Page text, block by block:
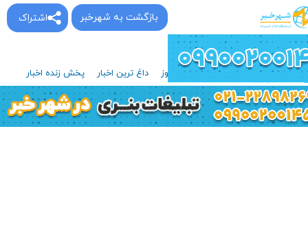
اشتراک بازگشت به شهرخبر
پخش زنده اخبار داغ ترین اخبار
پربیننده‌ترین اخبار روز
آخرین اخبار
سیاسی ورزشی اقتصادی حوادث گوناگون
سلامت
جهان فرهنگی ویدیویی